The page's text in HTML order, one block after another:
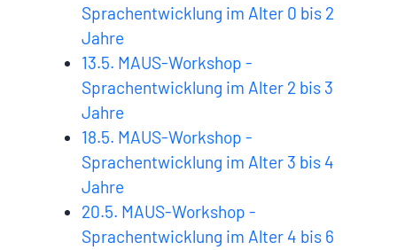
Sprachentwicklung im Alter 0 bis 2
Jahre
13.5. MAUS-Workshop -
Sprachentwicklung im Alter 2 bis 3
Jahre
18.5. MAUS-Workshop -
Sprachentwicklung im Alter 3 bis 4
Jahre
20.5. MAUS-Workshop -
Sprachentwicklung im Alter 4 bis 6